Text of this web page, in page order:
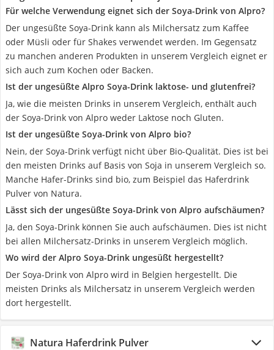
Für welche Verwendung eignet sich der Soya-Drink von Alpro?
Der ungesüßte Soya-Drink kann als Milchersatz zum Kaffee
oder Müsli oder für Shakes verwendet werden. Im Gegensatz
zu manchen anderen Produkten in unserem Vergleich eignet er
sich auch zum Kochen oder Backen.
Ist der ungesüßte Alpro Soya-Drink laktose- und glutenfrei?
Ja, wie die meisten Drinks in unserem Vergleich, enthält auch
der Soya-Drink von Alpro weder Laktose noch Gluten.
Ist der ungesüßte Soya-Drink von Alpro bio?
Nein, der Soya-Drink verfügt nicht über Bio-Qualität. Dies ist bei
den meisten Drinks auf Basis von Soja in unserem Vergleich so.
Manche Hafer-Drinks sind bio, zum Beispiel das Haferdrink
Pulver von Natura.
Lässt sich der ungesüßte Soya-Drink von Alpro aufschäumen?
Ja, den Soya-Drink können Sie auch aufschäumen. Dies ist nicht
bei allen Milchersatz-Drinks in unserem Vergleich möglich.
Wo wird der Alpro Soya-Drink ungesüßt hergestellt?
Der Soya-Drink von Alpro wird in Belgien hergestellt. Die
meisten Drinks als Milchersatz in unserem Vergleich werden
dort hergestellt.
Natura Haferdrink Pulver